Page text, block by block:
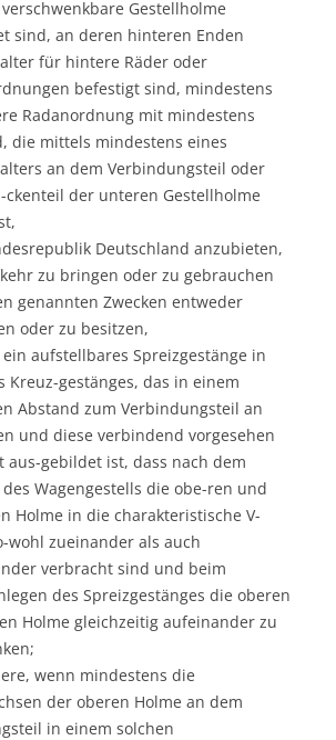
Gestellholme
sind, an deren hinteren Enden
für hintere Räder oder
befestigt sind, mindestens
Radanordnung mit mindestens
die mittels mindestens eines
an dem Verbindungsteil oder
ckenteil der unteren Gestellholme
Deutschland anzubieten,
zu bringen oder zu gebrauchen
genannten Zwecken entweder
oder zu besitzen,
aufstellbares Spreizgestänge in
Kreuz-gestänges, das in einem
Abstand zum Verbindungsteil an
und diese verbindend vorgesehen
aus-gebildet ist, dass nach dem
Wagengestells die obe-ren und
Holme in die charakteristische V-
wohl zueinander als auch
verbracht sind und beim
des Spreizgestänges die oberen
Holme gleichzeitig aufeinander zu
wenn mindestens die
der oberen Holme an dem
in einem solchen